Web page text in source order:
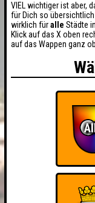
VIEL wichtiger ist aber,
für Dich so
wirklich füralle Städte
Klick auf das X oben
auf das Wappen ganz